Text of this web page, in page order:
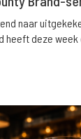
naar
heeft deze